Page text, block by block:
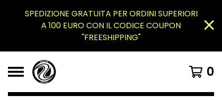
SPEDIZIONE GRATUITA PER ORDINI SUPERIORI
A 100 EURO CON IL CODICE COUPON
"FREESHIPPING"
0